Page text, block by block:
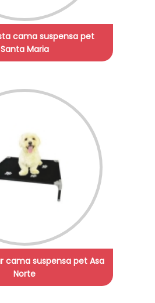
cama suspensa pet
Santa Maria
cama suspensa pet Asa
Norte